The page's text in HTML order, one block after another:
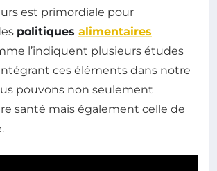
est primordiale pour
politiques alimentaires
l’indiquent plusieurs études
ces éléments dans notre
pouvons non seulement
santé mais également celle de